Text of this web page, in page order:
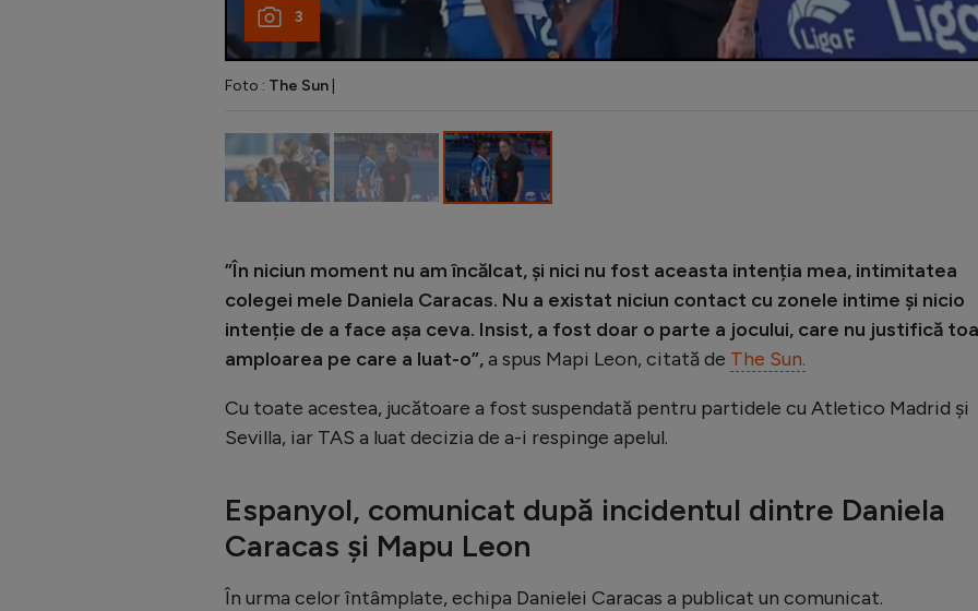
3
Foto : The Sun
”În niciun moment nu am încălcat, și nici nu fost aceasta intenția mea, intimitatea
colegei mele Daniela Caracas. Nu a existat niciun contact cu zonele intime și nicio
intenție de a face așa ceva. Insist, a fost doar o parte a jocului, care nu justifică
amploarea pe care a luat-o”,a spus Mapi Leon, citată de The Sun.
Cu toate acestea, jucătoare a fost suspendată pentru partidele cu Atletico Madrid și
Sevilla, iar TAS a luat decizia de a-i respinge apelul.
Espanyol, comunicat după incidentul dintre Daniela
Caracas și Mapu Leon
În urma celor întâmplate, echipa Danielei Caracas a publicat un comunicat.